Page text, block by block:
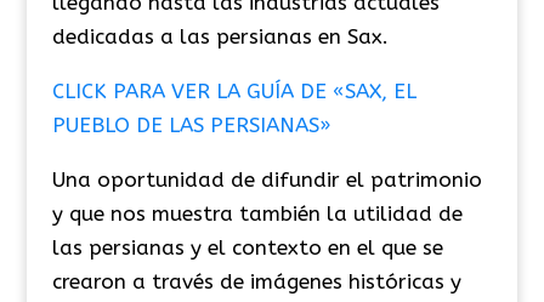
dedicadas a las persianas en Sax.
CLICK PARA VER LA GUÍA DE «SAX, EL
PUEBLO DE LAS PERSIANAS»
Una oportunidad de difundir el patrimonio
y que nos muestra también la utilidad de
las persianas y el contexto en el que se
crearon a través de imágenes históricas y